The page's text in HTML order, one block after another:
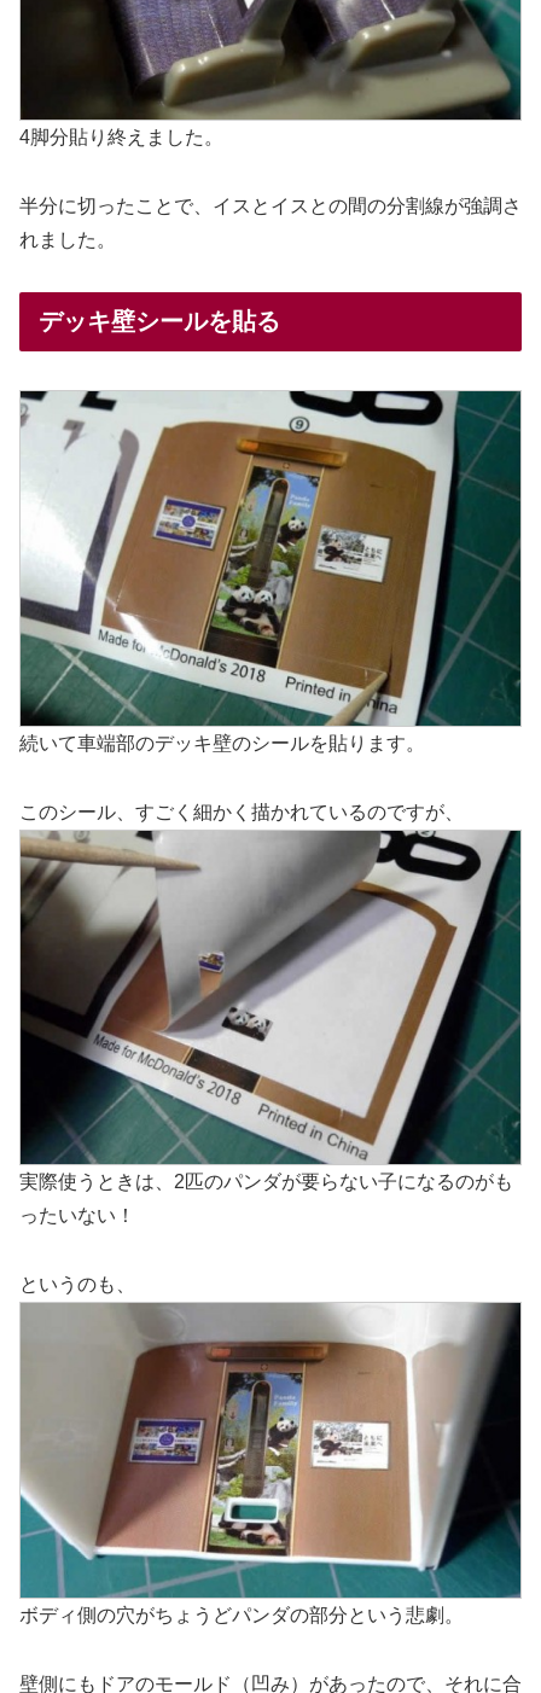
4脚分貼り終えました。
半分に切ったことで、イスとイスとの間の分割線が強調さ
れました。
デッキ壁シールを貼る
続いて車端部のデッキ壁のシールを貼ります。
このシール、すごく細かく描かれているのですが、
実際使うときは、2匹のパンダが要らない子になるのがも
ったいない！
というのも、
ボディ側の穴がちょうどパンダの部分という悲劇。
壁側にもドアのモールド（凹み）があったので、それに合